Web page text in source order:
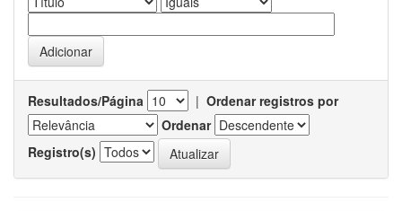
Resultados/Página | Ordenar registros por
Ordenar
Registro(s)